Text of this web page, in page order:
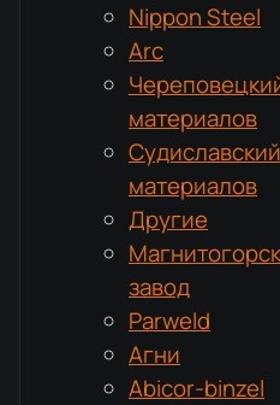
Nippon Steel
Arc
материалов
материалов
Другие
завод
Parweld
Агни
Abicor-binzel